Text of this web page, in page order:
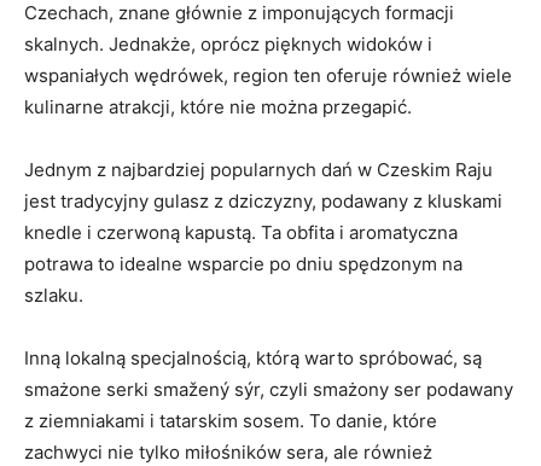
Czechach, znane głównie z imponujących ‍formacji
skalnych. Jednakże, oprócz pięknych ⁤widoków i
wspaniałych wędrówek, region ten‌ oferuje również wiele
kulinarne‌ atrakcji, które nie można ‍przegapić.
Jednym z najbardziej popularnych dań w​ Czeskim​ Raju
jest tradycyjny gulasz z ‍dziczyzny, podawany z kluskami
knedle i czerwoną‌ kapustą. Ta obfita i aromatyczna
potrawa to idealne ⁢wsparcie po dniu spędzonym na
szlaku.
Inną lokalną specjalnością, którą warto spróbować, są
smażone serki smažený⁢ sýr, czyli smażony ser podawany
⁣z ziemniakami i tatarskim sosem. To danie, które
zachwyci​ nie tylko‍ miłośników sera, ​ale również​